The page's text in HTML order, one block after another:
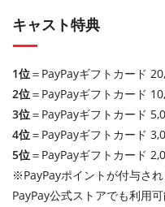
キャスト特典
1位＝PayPayギフトカード
2位＝PayPayギフトカード
3位＝PayPayギフトカード
4位＝PayPayギフトカード
5位＝PayPayギフトカード
※PayPayポイントが付与さ
PayPay公式ストアでも利用可